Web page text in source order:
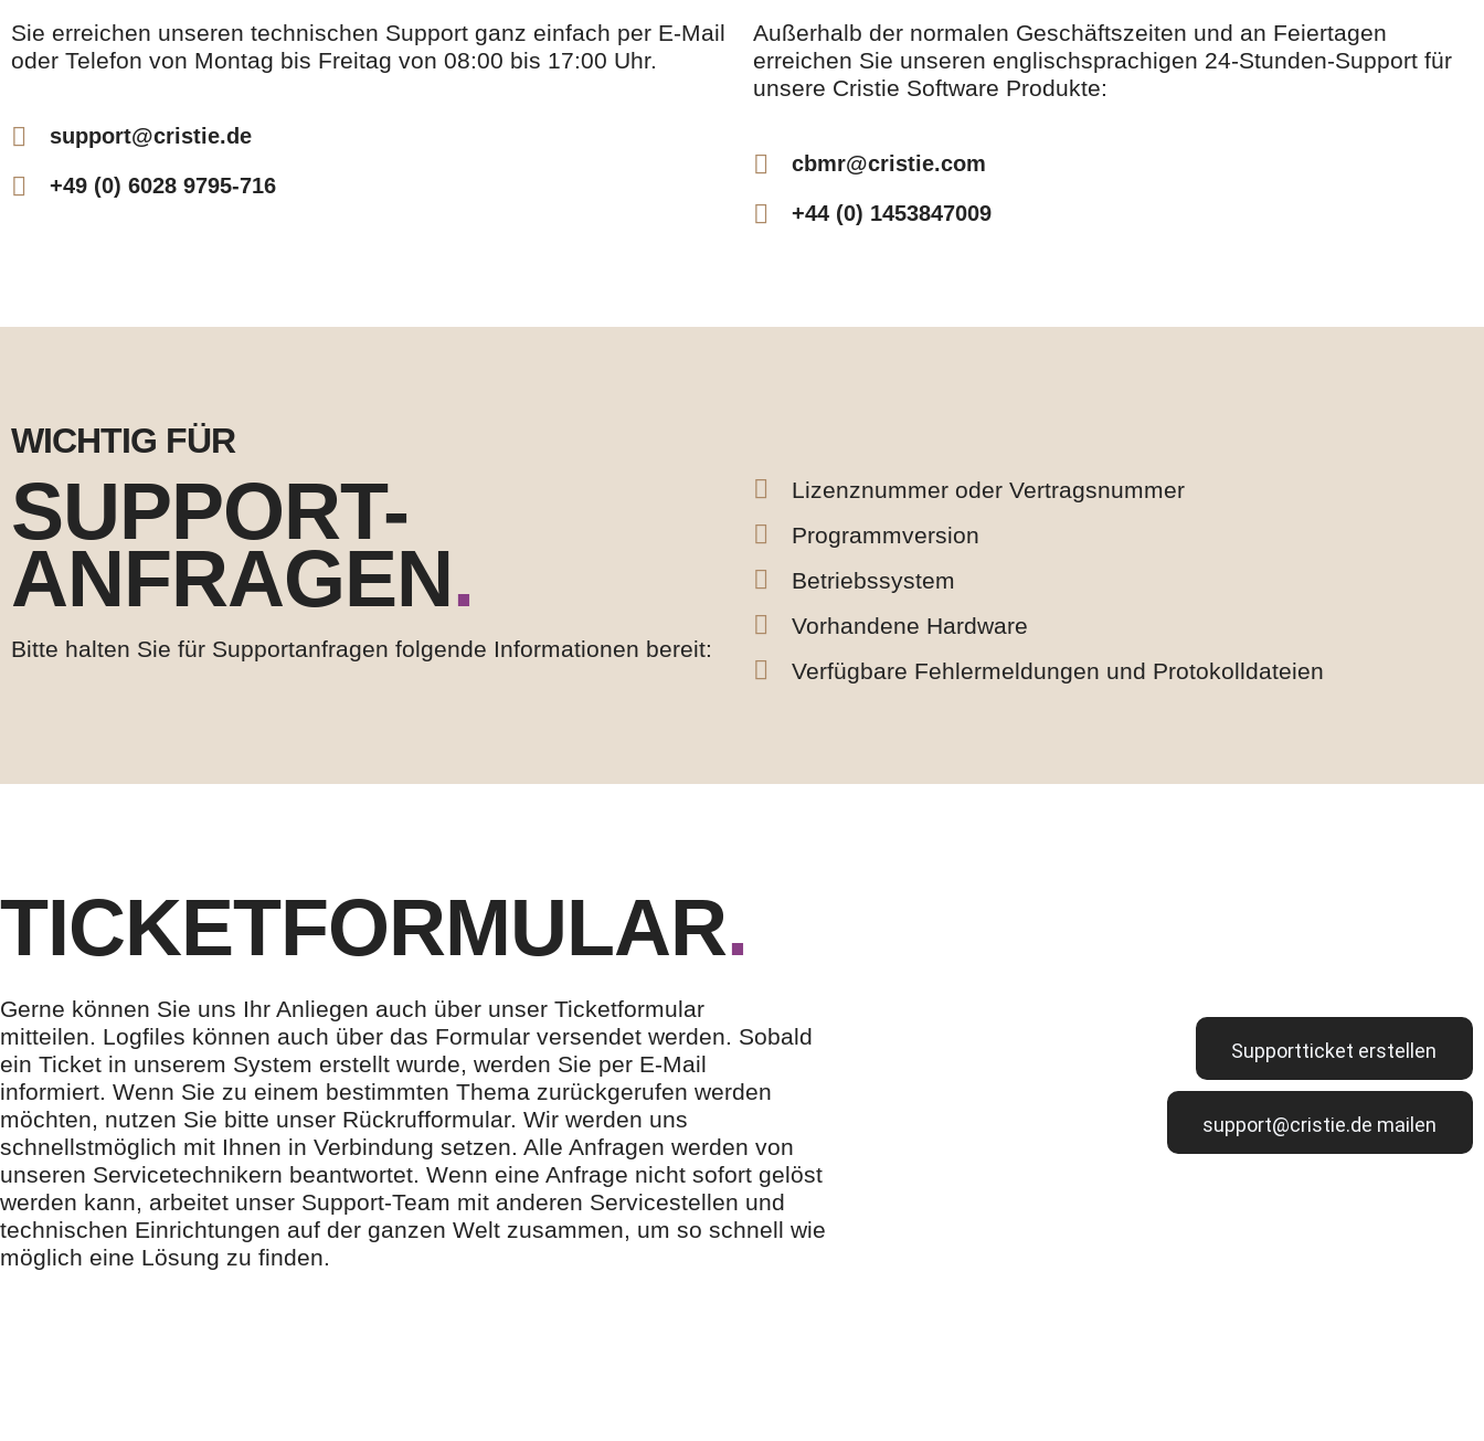
Sie erreichen unseren technischen Support ganz einfach per E-Mail
oder Telefon von Montag bis Freitag von 08:00 bis 17:00 Uhr.
support@cristie.de
+49 (0) 6028 9795-716
Außerhalb der normalen Geschäftszeiten und an Feiertagen
erreichen Sie unseren englischsprachigen 24-Stunden-Support für
unsere Cristie Software Produkte:
cbmr@cristie.com
+44 (0) 1453847009
WICHTIG FÜR
SUPPORT-
ANFRAGEN.
Bitte halten Sie für Supportanfragen folgende Informationen bereit:
Lizenznummer oder Vertragsnummer
Programmversion
Betriebssystem
Vorhandene Hardware
Verfügbare Fehlermeldungen und Protokolldateien
TICKETFORMULAR.
Gerne können Sie uns Ihr Anliegen auch über unser Ticketformular
mitteilen. Logfiles können auch über das Formular versendet werden. Sobald
ein Ticket in unserem System erstellt wurde, werden Sie per E-Mail
informiert. Wenn Sie zu einem bestimmten Thema zurückgerufen werden
möchten, nutzen Sie bitte unser Rückrufformular. Wir werden uns
schnellstmöglich mit Ihnen in Verbindung setzen. Alle Anfragen werden von
unseren Servicetechnikern beantwortet. Wenn eine Anfrage nicht sofort gelöst
werden kann, arbeitet unser Support-Team mit anderen Servicestellen und
technischen Einrichtungen auf der ganzen Welt zusammen, um so schnell wie
möglich eine Lösung zu finden.
Supportticket erstellen
support@cristie.de mailen